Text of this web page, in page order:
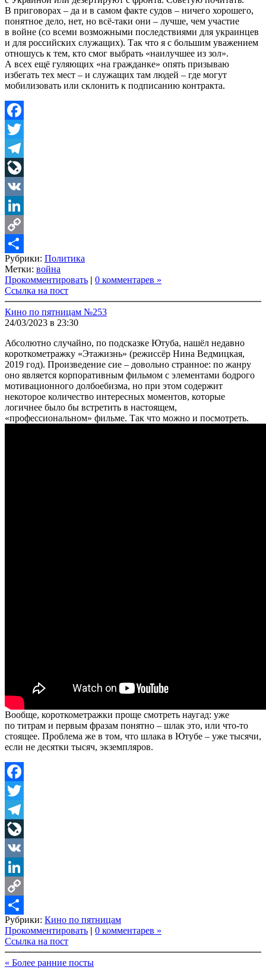
В приговорах – да и в самом факте судов – ничего хорошего,
понятное дело, нет, но всё-таки они – лучше, чем участие
в войне (со всеми возможными последствиями для украинцев
и для российских служащих). Так что я с большим уважением
отношусь к тем, кто смог выбрать «наилучшее из зол».
А всех ещё гуляющих «на гражданке» опять призываю
избегать тех мест – и служащих там людей – где могут
мобилизовать или склонить к подписанию контракта.
Facebook
Twitter
Telegram
LiveJournal
VK
LinkedIn
Copy
Link
Share
Рубрики: Политика
Метки: война
Прокомментировать | 0 комментарев »
Ссылка на пост
Кино по пятницам №253
24/03/2023 в 23:30
Абсолютно случайно, по подсказке Ютуба, нашёл недавно
короткометражку «Этажизнь» (режиссёр Нина Ведмицкая,
2019 год). Произведение сие – довольно странное: по жанру
оно является корпоративным фильмом с элементами бодрого
мотивационного долбоебизма, но при этом содержит
некоторое количество интересных моментов, которые
логичнее было бы встретить в настоящем,
«профессиональном» фильме. Так что можно и посмотреть.
Вообще, короткометражки проще смотреть наугад: уже
по титрам и первым фразам понятно – шлак это, или что-то
стоящее. Проблема же в том, что шлака в Ютубе – уже тысячи,
если не десятки тысяч, экземпляров.
Facebook
Twitter
Telegram
LiveJournal
VK
LinkedIn
Copy
Link
Share
Рубрики: Кино по пятницам
Прокомментировать | 0 комментарев »
Ссылка на пост
« Более ранние посты